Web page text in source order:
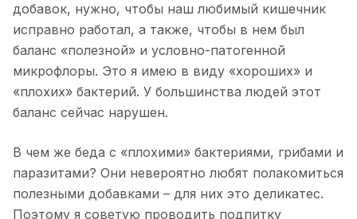
добавок, нужно, чтобы наш любимый кишечник
исправно работал, а также, чтобы в нем был
баланс «полезной» и условно-патогенной
микрофлоры. Это я имею в виду «хороших» и
«плохих» бактерий. У большинства людей этот
баланс сейчас нарушен.
В чем же беда с «плохими» бактериями, грибами и
паразитами? Они невероятно любят полакомиться
полезными добавками – для них это деликатес.
Поэтому я советую проводить подпитку